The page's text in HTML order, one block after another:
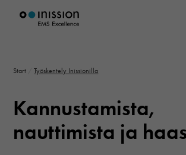
Start /Työskentely Inissionilla
Kannustamista,
nauttimista ja